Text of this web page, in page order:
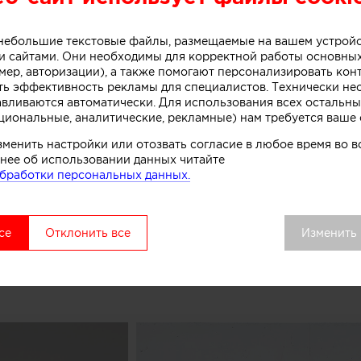
магазина мороженого, расположенного в
(Австралия).
стойки лежит образ емкости с несколькими
Технически замысел был реализован при помощи
бетона. Логотип магазина мороженого
символизирующих систему охлаждения в автоматах
точки выделяется среди других объектов
сосредоточить внимание покупателей как на
процессе, в основе которого перемешивание слоев
рассказывают авторы этого небольшого
текстовые файлы, размещаемые на вашем
сайтами. Они необходимы для корректной работы
авторизации), а также помогают персонализировать
эффективность рекламы для специалистов. Технически
автоматически. Для использования всех
аналитические, рекламные) нам требуется ваше
настройки или отозвать согласие в любое время во
об использовании данных читайте
персональных данных.
Отклонить все Изменить